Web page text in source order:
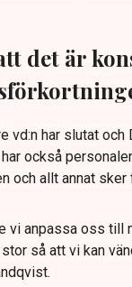
det är
vd:n har slutat
också
och allt annat
anpassa oss till
så att vi kan